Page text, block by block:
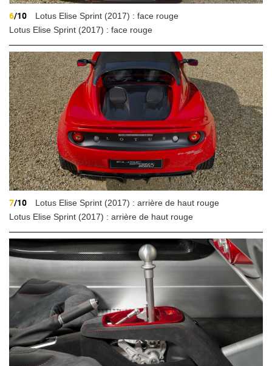
6/10
Lotus Elise Sprint (2017) : face rouge
Lotus Elise Sprint (2017) : face rouge
7/10
Lotus Elise Sprint (2017) : arrière de haut rouge
Lotus Elise Sprint (2017) : arrière de haut rouge